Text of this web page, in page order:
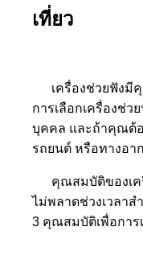
เที่ยว
เครื่องช่วยฟังมี
การเลือกเครื่องช่ว
บุคคล และถ้าคุณต้อ
รถยนต์ หรือทางอา
คุณสมบัติของเ
ไม่พลาดช่วงเวลา
3 คุณสมบัติเพื่อการ